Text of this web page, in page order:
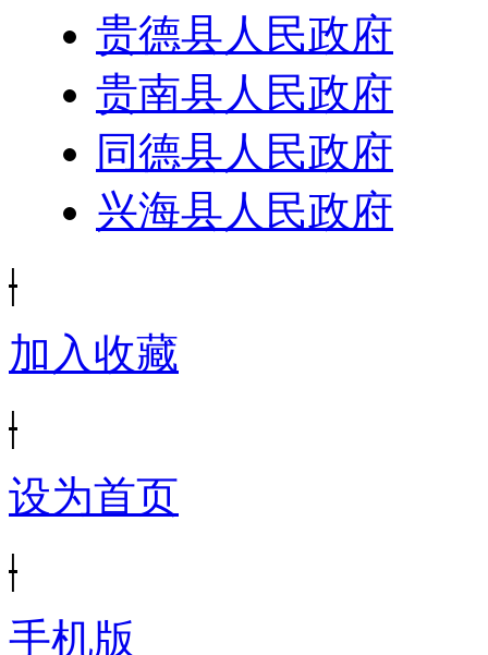
贵德县人民政府
贵南县人民政府
同德县人民政府
兴海县人民政府
|
加入收藏
|
设为首页
|
手机版